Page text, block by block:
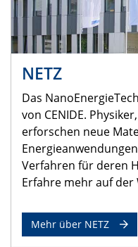
NETZ
Das
von CENIDE.
erforschen neue
Verfahren für deren
Erfahre mehr auf der
Mehr über NETZ